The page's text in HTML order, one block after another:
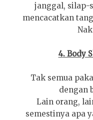
janggal, silap-
mencacatkan
4. Body
Tak semua
dengan
Lain orang,
semestinya apa